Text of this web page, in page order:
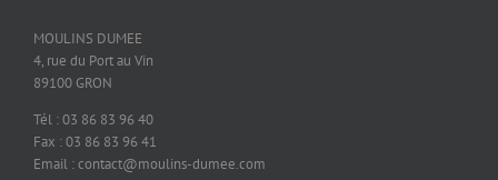
MOULINS DUMEE
4, rue du Port au Vin
89100 GRON
Tél : 03 86 83 96 40
Fax : 03 86 83 96 41
Email : contact@moulins-dumee.com